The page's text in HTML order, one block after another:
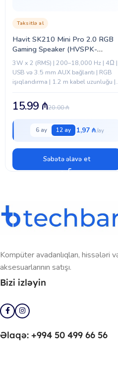
Havit SK210 Mini Pro 2.0 RGB
Gaming Speaker (HVSPK-
SK210mini PRO-BK)
Taksitlə al
3W x 2 (RMS) | 200–18,000 Hz | 4Ω |
USB və 3.5 mm AUX bağlantı | RGB
işıqlandırma | 1.2 m kabel uzunluğu |
20.00₼
15.99 ₼
6 ay 12 ay 1,97 ₼
Səbətə əlavə et
Kompüter avadanlıqları, hissələri
aksesuarlarının satışı.
Bizi izləyin
Əlaqə: +994 50 499 66 56